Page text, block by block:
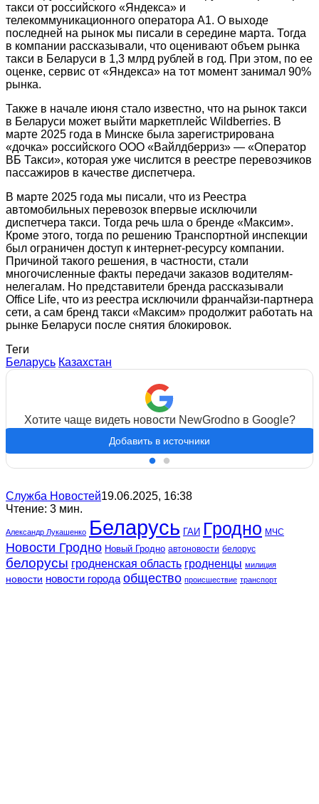
такси от российского «Яндекса» и
телекоммуникационного оператора А1. О выходе
последней на рынок мы писали в середине марта. Тогда
в компании рассказывали, что оценивают объем рынка
такси в Беларуси в 1,3 млрд рублей в год. При этом, по ее
оценке, сервис от «Яндекса» на тот момент занимал 90%
рынка.
Также в начале июня стало известно, что на рынок такси
в Беларуси может выйти маркетплейс Wildberries. В
марте 2025 года в Минске была зарегистрирована
«дочка» российского ООО «Вайлдберриз» — «Оператор
ВБ Такси», которая уже числится в реестре перевозчиков
пассажиров в качестве диспетчера.
В марте 2025 года мы писали, что из Реестра
автомобильных перевозок впервые исключили
диспетчера такси. Тогда речь шла о бренде «Максим».
Кроме этого, тогда по решению Транспортной инспекции
был ограничен доступ к интернет-ресурсу компании.
Причиной такого решения, в частности, стали
многочисленные факты передачи заказов водителям-
нелегалам. Но представители бренда рассказывали
Office Life, что из реестра исключили франчайзи-партнера
сети, а сам бренд такси «Максим» продолжит работать на
рынке Беларуси после снятия блокировок.
Теги
Беларусь Казахстан
Хотите чаще видеть новости NewGrodno в Google?
Добавить в источники
Служба Новостей19.06.2025, 16:38
Чтение: 3 мин.
Александр Лукашенко Беларусь ГАИ Гродно МЧС
Новости Гродно Новый Гродно автоновости белорус
белорусы гродненская область гродненцы милиция
новости новости города общество происшествие транспорт